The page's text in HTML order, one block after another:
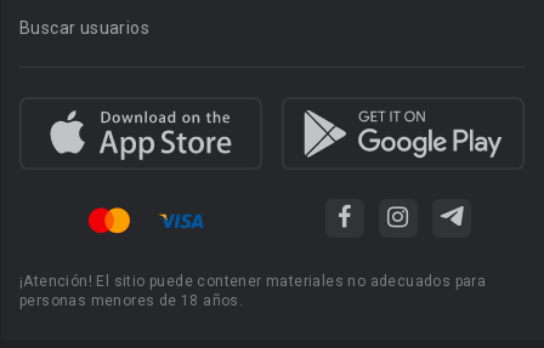
Buscar usuarios
¡Atención! El sitio puede contener materiales no adecuados para
personas menores de 18 años.